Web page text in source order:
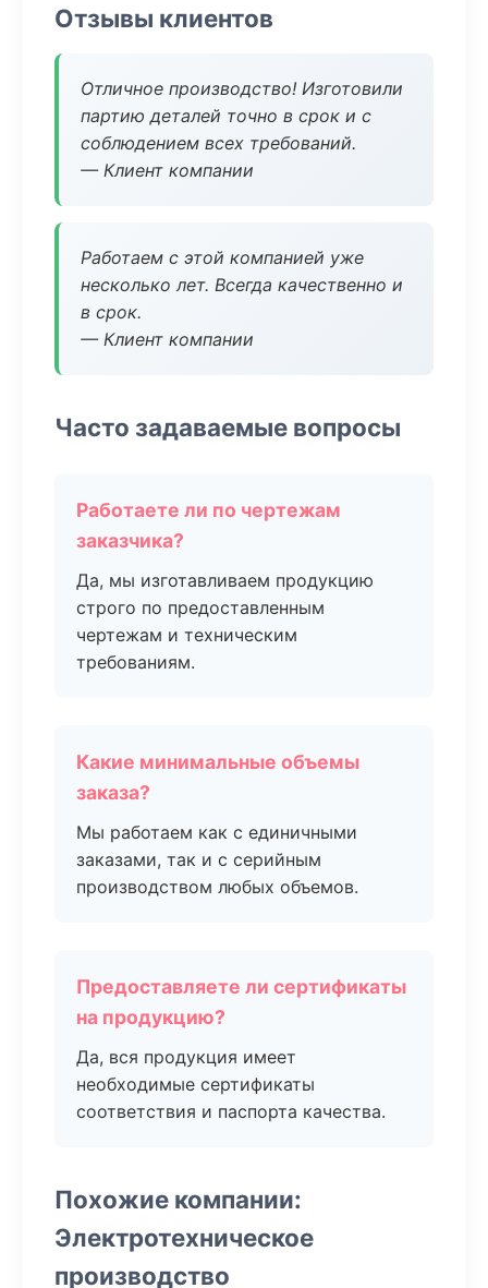
Отзывы клиентов
Отличное производство! Изготовили
партию деталей точно в срок и с
соблюдением всех требований.
— Клиент компании
Работаем с этой компанией уже
несколько лет. Всегда качественно и
в срок.
— Клиент компании
Часто задаваемые вопросы
Работаете ли по чертежам
заказчика?
Да, мы изготавливаем продукцию
строго по предоставленным
чертежам и техническим
требованиям.
Какие минимальные объемы
заказа?
Мы работаем как с единичными
заказами, так и с серийным
производством любых объемов.
Предоставляете ли сертификаты
на продукцию?
Да, вся продукция имеет
необходимые сертификаты
соответствия и паспорта качества.
Похожие компании:
Электротехническое
производство